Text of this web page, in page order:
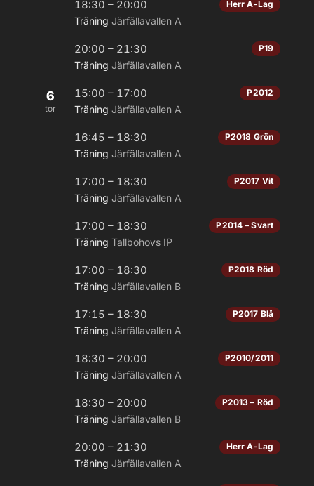
18:30 – 20:00 Herr A-Lag
Träning Järfällavallen A
20:00 – 21:30 P19
Träning Järfällavallen A
6
tor
15:00 – 17:00 P2012
Träning Järfällavallen A
16:45 – 18:30 P2018 Grön
Träning Järfällavallen A
17:00 – 18:30 P2017 Vit
Träning Järfällavallen A
17:00 – 18:30 P2014 – Svart
Träning Tallbohovs IP
17:00 – 18:30 P2018 Röd
Träning Järfällavallen B
17:15 – 18:30 P2017 Blå
Träning Järfällavallen A
18:30 – 20:00 P2010/2011
Träning Järfällavallen A
18:30 – 20:00 P2013 – Röd
Träning Järfällavallen B
20:00 – 21:30 Herr A-Lag
Träning Järfällavallen A